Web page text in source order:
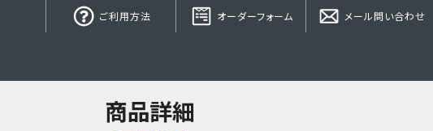
ご利用方法 オーダーフォーム メール問い合わせ
商品詳細